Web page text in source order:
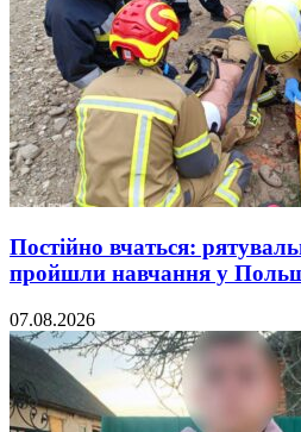
Постійно вчаться:
пройшли навчання у
07.08.2026